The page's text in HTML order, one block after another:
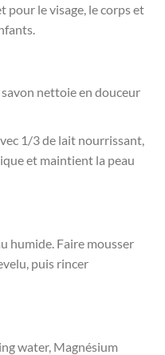
pour le visage, le corps et
nettoie en douceur
1/3 de lait nourrissant,
et maintient la peau
humide. Faire mousser
puis rincer
water, Magnésium